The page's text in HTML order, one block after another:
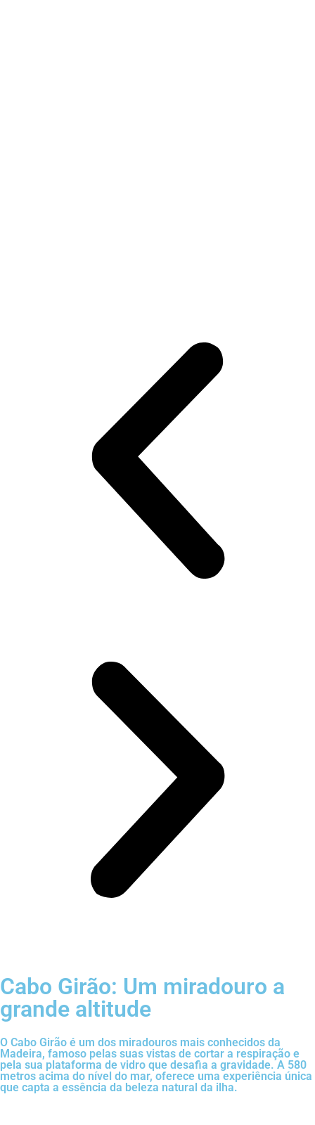
Cabo Girão: Um miradouro a
grande altitude
O Cabo Girão é um dos miradouros mais conhecidos da
Madeira, famoso pelas suas vistas de cortar a respiração e
pela sua plataforma de vidro que desafia a gravidade. A 580
metros acima do nível do mar, oferece uma experiência única
que capta a essência da beleza natural da ilha.